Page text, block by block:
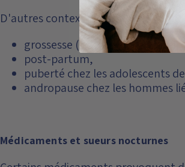
D'autres contextes hormonaux sont
grossesse (1er et 3e trimestre),
post-partum,
puberté chez les adolescents
andropause chez les hommes
Médicaments et sueurs nocturnes